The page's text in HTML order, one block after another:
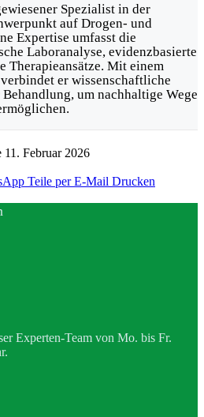
Spezialist in der
auf Drogen- und
Expertise umfasst die
Laboranalyse, evidenzbasierte
Therapieansätze. Mit einem
er wissenschaftliche
um nachhaltige Wege
11. Februar 2026
Teile per E-Mail Drucken
Experten-Team von Mo. bis Fr.